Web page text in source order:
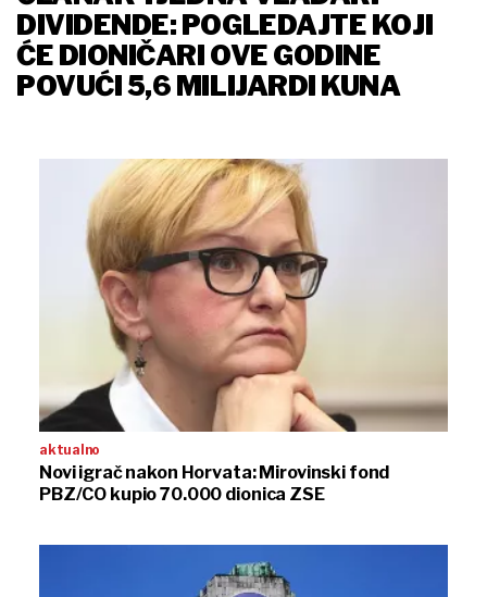
DIVIDENDE: POGLEDAJTE KOJI
ĆE DIONIČARI OVE GODINE
POVUĆI 5,6 MILIJARDI KUNA
aktualno
Novi igrač nakon Horvata: Mirovinski fond
PBZ/CO kupio 70.000 dionica ZSE